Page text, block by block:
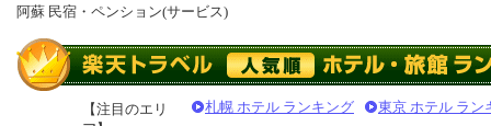
阿蘇 民宿・ペンション(サービス)
【注目のエリ
札幌 ホテル ランキング 東京 ホテル ラン